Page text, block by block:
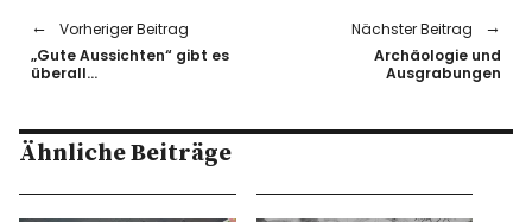
Vorheriger Beitrag
„Gute Aussichten“ gibt es
überall…
Nächster Beitrag
Archäologie und
Ausgrabungen
Ähnliche Beiträge